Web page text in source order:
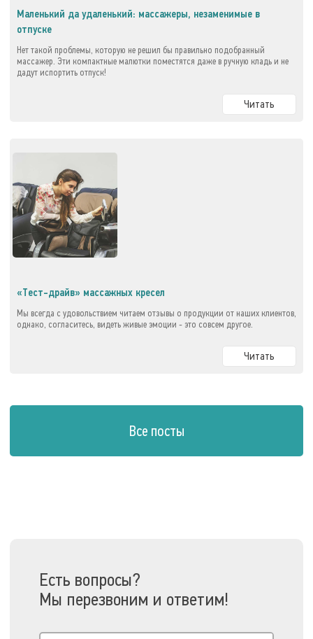
Маленький да удаленький: массажеры, незаменимые в
отпуске
Нет такой проблемы, которую не решил бы правильно подобранный
массажер. Эти компактные малютки поместятся даже в ручную кладь и не
дадут испортить отпуск!
Читать
«Тест-драйв» массажных кресел
Мы всегда с удовольствием читаем отзывы о продукции от наших клиентов,
однако, согласитесь, видеть живые эмоции - это совсем другое.
Читать
Все посты
Есть вопросы?
Мы перезвоним и ответим!